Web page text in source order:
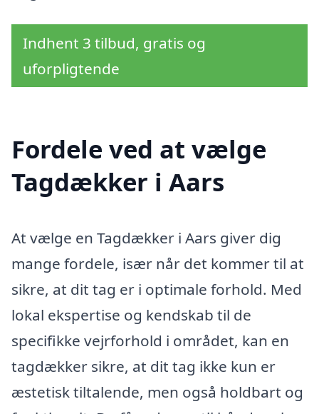
Indhent 3 tilbud, gratis og
uforpligtende
Fordele ved at vælge
Tagdækker i Aars
At vælge en Tagdækker i Aars giver dig
mange fordele, især når det kommer til at
sikre, at dit tag er i optimale forhold. Med
lokal ekspertise og kendskab til de
specifikke vejrforhold i området, kan en
tagdækker sikre, at dit tag ikke kun er
æstetisk tiltalende, men også holdbart og